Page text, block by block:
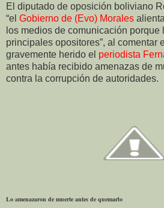
El diputado de oposición boliviano
“el Gobierno de (Evo) Morales
los medios de comunicación porque
principales opositores”, al comentar
gravemente herido el periodista
antes había recibido amenazas de
contra la corrupción de autoridades.
Lo amenazaron de muerte antes de quemarlo